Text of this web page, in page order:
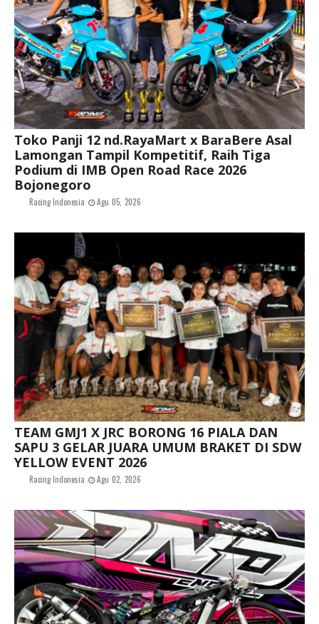
Toko Panji 12 nd.RayaMart x BaraBere Asal
Lamongan Tampil Kompetitif, Raih Tiga
Podium di IMB Open Road Race 2026
Bojonegoro
Racing Indonesia Agu 05, 2026
TEAM GMJ1 X JRC BORONG 16 PIALA DAN
SAPU 3 GELAR JUARA UMUM BRAKET DI SDW
YELLOW EVENT 2026
Racing Indonesia Agu 02, 2026